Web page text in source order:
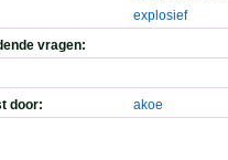
explosief
vragen:
door: akoe